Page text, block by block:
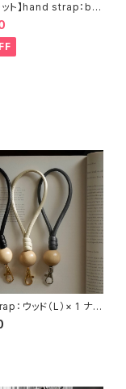
ット】hand strap：bal
/ ブラック
：ウッド（L）× 1 ナチ
ラー